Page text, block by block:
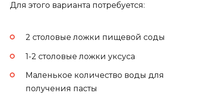
Для этого варианта потребуется:
2 столовые ложки пищевой соды
1-2 столовые ложки уксуса
Маленькое количество воды для
получения пасты